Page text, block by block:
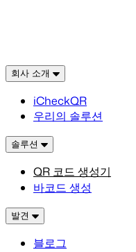
회사 소개
iCheckQR
우리의 솔루션
솔루션
QR 코드 생성기
바코드 생성
발견
블로그